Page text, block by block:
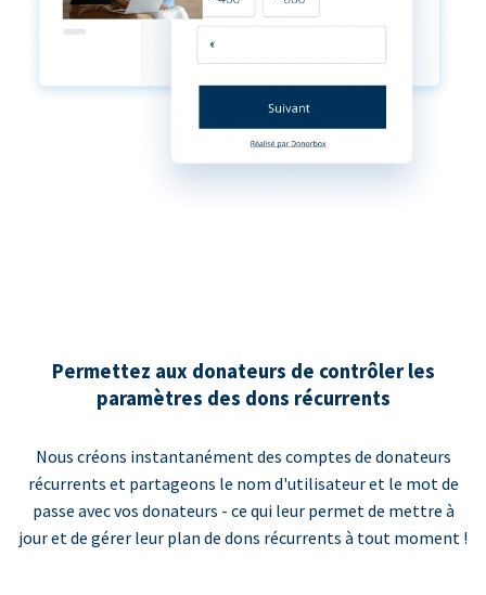
Permettez aux donateurs de contrôler les
paramètres des dons récurrents
Nous créons instantanément des comptes de donateurs
récurrents et partageons le nom d'utilisateur et le mot de
passe avec vos donateurs - ce qui leur permet de mettre à
jour et de gérer leur plan de dons récurrents à tout moment !